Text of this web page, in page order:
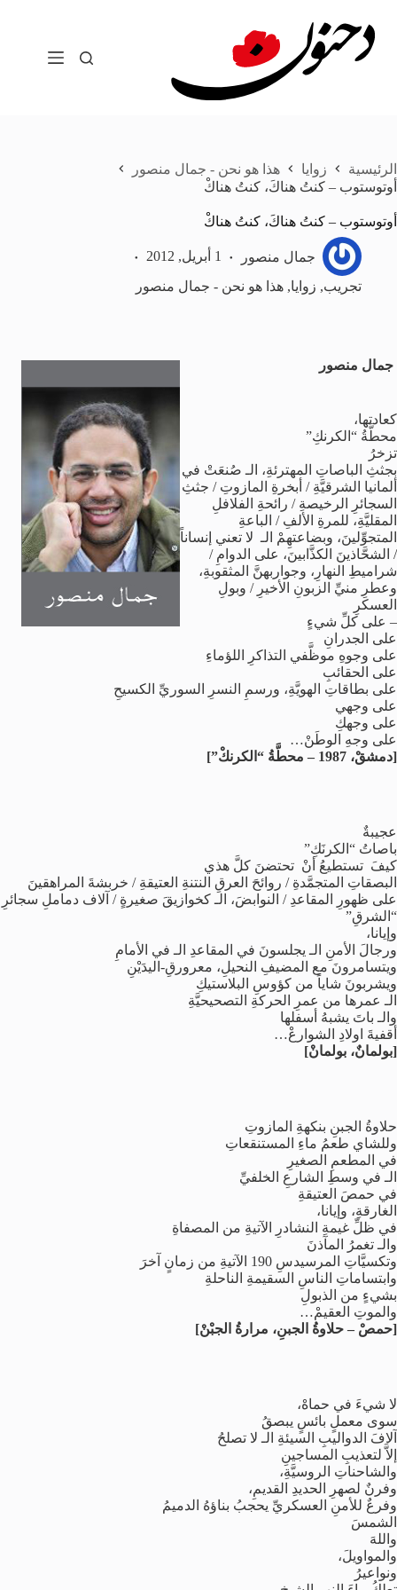
المحتوى
الرئيسية زوايا
هذا هو نحن - جمال منصور
أوتوستوب – كنتُ هناكَ، كنتُ هناكْ
أوتوستوب – كنتُ هناكَ، كنتُ هناكْ
جمال منصور
1 أبريل, 2012
تجريب, زوايا, هذا هو نحن - جمال منصور
جمال منصور
كعادتها،
محطَّةُ “الكرنكِ”
تزخرُ
بجثثِ الباصاتِ المهترئةِ، الـ صُنعَتْ في
ألمانيا الشرقيَّةِ / أبخرةِ المازوتِ / جثثِ
السجائرِ الرخيصةِ / رائحةِ الفلافلِ
المقليَّةِ، للمرةِ الألفِ / الباعةِ
المتجوِّلينَ، وبضاعتهِمْ الـ لا تعني إنساناً
/ الشحَّاذينَ الكذَّابينَ، على الدوامِ /
شراميطِ النهارِ، وجواربهنَّ المثقوبةِ،
وعطرِ منيِّ الزبونِ الأخيرِ / وبولِ
العسكرِ
– على كلِّ شيءٍ
على الجدرانِ
على وجوهِ موظَّفي التذاكرِ اللؤماءِ
على الحقائبِ
على بطاقاتِ الهويَّةِ، ورسمِ النسرِ السوريِّ الكسيحِ
على وجهي
على وجهكِ
على وجهِ الوطَنْ…
[دمشقْ، 1987 – محطَّةُ “الكرنكْ”]
عجيبةٌ
باصاتُ “الكرنَكِ”
كيفَ تستطيعُ أنْ تحتضنَ كلَّ هذي
البصقاتِ المتجمَّدةِ / روائحَ العرقِ النتنةِ العتيقةِ / خربشةَ المراهقينَ
على ظهورِ المقاعدِ / النوابضَ، الـ كخوازيقَ صغيرةٍ / آلاف دماملِ سجائرِ
“الشرقِ”
وإيانا،
ورجالَ الأمنِ الـ يجلسونَ في المقاعدِ الـ في الأمامِ
ويتسامرونَ مع المضيفِ النحيلِ، معرورقِ-اليدَيْنِ
ويشربونَ شاياً من كؤوسِ البلاستيكِ
الـ عمرها من عمرِ الحركةِ التصحيحيَّةِ
والـ باتَ يشبهُ أسفلها
أقفيةَ اولادِ الشوارعْ…
[بولمانٌ، بولمانْ]
حلاوةُ الجبنِ بنكهةِ المازوتِ
وللشاي طعمُ ماءِ المستنقعاتِ
في المطعمِ الصغيرِ
الـ في وسطِ الشارعِ الخلفيِّ
في حمصَ العتيقةِ
الغارقةِ، وإيانا،
في ظلِّ غيمةِ النشادرِ الآتيةِ من المصفاةِ
والـ تغمرُ المآذنَ
وتكسيَّاتِ المرسيدسِ 190 الآتيةِ من زمانٍ آخرَ
وابتساماتِ الناسِ السقيمةِ الناحلةِ
بشيءٍ من الذبولِ
والموتِ العقيمْ…
[حمصْ – حلاوةُ الجبنِ، مرارةُ الجبْنْ]
لا شيءَ في حماهْ،
سوى معملٍ بائسٍ يبصقُ
آلافَ الدواليبِ السيئةِ الـ لا تصلحُ
إلاَّ لتعذيبِ المساجينِ
والشاحناتِ الروسيَّةِ،
وفرنٌ لصهرِ الحديدِ القديمِ،
وفرعٌ للأمنِ العسكريِّ يحجبُ بناؤهُ الدميمُ
الشمسَ
واللهَ
والمواويلَ،
ونواعيرُ